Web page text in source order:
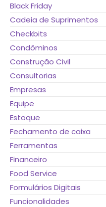
Black Friday
Cadeia de Suprimentos
Checkbits
Condôminos
Construção Civil
Consultorias
Empresas
Equipe
Estoque
Fechamento de caixa
Ferramentas
Financeiro
Food Service
Formulários Digitais
Funcionalidades